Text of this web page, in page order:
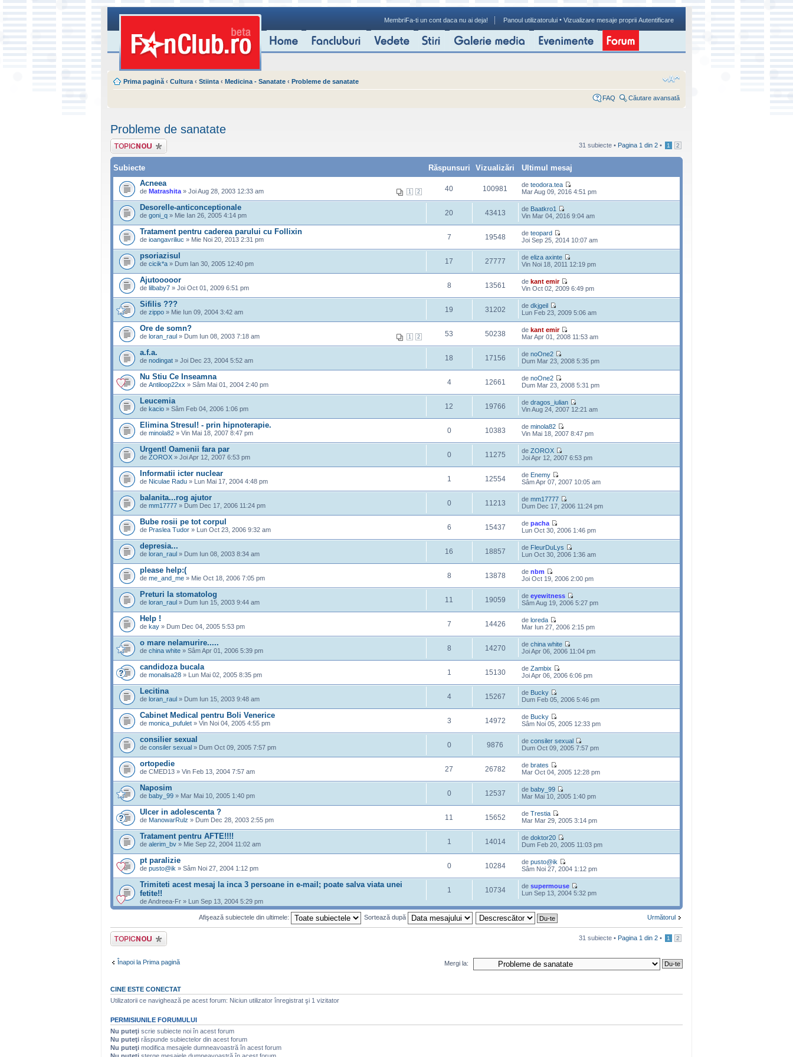
MembriFa-ti un cont daca nu ai deja! Panoul utilizatorului • Vizualizare mesaje proprii Autentificare
Prima pagină ‹ Cultura ‹ Stiinta ‹ Medicina - Sanatate ‹ Probleme de sanatate
FAQ Căutare avansată
Probleme de sanatate
Scrie un subiect
nou
31 subiecte • Pagina 1 din 2 • 1 2
Subiecte Răspunsuri Vizualizări
Ultimul mesaj
Acneea
1 2
de Matrashita » Joi Aug 28, 2003 12:33 am 40 100981 de teodora.tea
Mar Aug 09, 2016 4:51 pm
Desorelle-anticonceptionale
de goni_q » Mie Ian 26, 2005 4:14 pm 20 43413 de Baatkro1
Vin Mar 04, 2016 9:04 am
Tratament pentru caderea parului cu Follixin
de ioangavriliuc » Mie Noi 20, 2013 2:31 pm 7 19548 de teopard
Joi Sep 25, 2014 10:07 am
psoriazisul
de cicik*a » Dum Ian 30, 2005 12:40 pm 17 27777 de eliza axinte
Vin Noi 18, 2011 12:19 pm
Ajutooooor
de lilbaby7 » Joi Oct 01, 2009 6:51 pm 8 13561 de kant emir
Vin Oct 02, 2009 6:49 pm
Sifilis ???
de zippo » Mie Iun 09, 2004 3:42 am 19 31202 de dkjgeil
Lun Feb 23, 2009 5:06 am
Ore de somn?
1 2
de loran_raul » Dum Iun 08, 2003 7:18 am 53 50238 de kant emir
Mar Apr 01, 2008 11:53 am
a.f.a.
de nodingat » Joi Dec 23, 2004 5:52 am 18 17156 de noOne2
Dum Mar 23, 2008 5:35 pm
Nu Stiu Ce Inseamna
de Antiloop22xx » Sâm Mai 01, 2004 2:40 pm 4 12661 de noOne2
Dum Mar 23, 2008 5:31 pm
Leucemia
de kacio » Sâm Feb 04, 2006 1:06 pm 12 19766 de dragos_iulian
Vin Aug 24, 2007 12:21 am
Elimina Stresul! - prin hipnoterapie.
de minola82 » Vin Mai 18, 2007 8:47 pm 0 10383 de minola82
Vin Mai 18, 2007 8:47 pm
Urgent! Oamenii fara par
de ZOROX » Joi Apr 12, 2007 6:53 pm 0 11275 de ZOROX
Joi Apr 12, 2007 6:53 pm
Informatii icter nuclear
de Niculae Radu » Lun Mai 17, 2004 4:48 pm 1 12554 de Enemy
Sâm Apr 07, 2007 10:05 am
balanita...rog ajutor
de mm17777 » Dum Dec 17, 2006 11:24 pm 0 11213 de mm17777
Dum Dec 17, 2006 11:24 pm
Bube rosii pe tot corpul
de Praslea Tudor » Lun Oct 23, 2006 9:32 am 6 15437 de pacha
Lun Oct 30, 2006 1:46 pm
depresia...
de loran_raul » Dum Iun 08, 2003 8:34 am 16 18857 de FleurDuLys
Lun Oct 30, 2006 1:36 am
please help:(
de me_and_me » Mie Oct 18, 2006 7:05 pm 8 13878 de nbm
Joi Oct 19, 2006 2:00 pm
Preturi la stomatolog
de loran_raul » Dum Iun 15, 2003 9:44 am 11 19059 de eyewitness
Sâm Aug 19, 2006 5:27 pm
Help !
de kay » Dum Dec 04, 2005 5:53 pm 7 14426 de loreda
Mar Iun 27, 2006 2:15 pm
o mare nelamurire.....
de china white » Sâm Apr 01, 2006 5:39 pm 8 14270 de china white
Joi Apr 06, 2006 11:04 pm
candidoza bucala
de monalisa28 » Lun Mai 02, 2005 8:35 pm 1 15130 de Zambix
Joi Apr 06, 2006 6:06 pm
Lecitina
de loran_raul » Dum Iun 15, 2003 9:48 am 4 15267 de Bucky
Dum Feb 05, 2006 5:46 pm
Cabinet Medical pentru Boli Venerice
de monica_pufulet » Vin Noi 04, 2005 4:55 pm 3 14972 de Bucky
Sâm Noi 05, 2005 12:33 pm
consilier sexual
de consiler sexual » Dum Oct 09, 2005 7:57 pm 0 9876 de consiler sexual
Dum Oct 09, 2005 7:57 pm
ortopedie
de CMED13 » Vin Feb 13, 2004 7:57 am 27 26782 de brates
Mar Oct 04, 2005 12:28 pm
Naposim
de baby_99 » Mar Mai 10, 2005 1:40 pm 0 12537 de baby_99
Mar Mai 10, 2005 1:40 pm
Ulcer in adolescenta ?
de ManowarRulz » Dum Dec 28, 2003 2:55 pm 11 15652 de Trestia
Mar Mar 29, 2005 3:14 pm
Tratament pentru AFTE!!!!
de alerim_bv » Mie Sep 22, 2004 11:02 am 1 14014 de doktor20
Dum Feb 20, 2005 11:03 pm
pt paralizie
de pusto@ik » Sâm Noi 27, 2004 1:12 pm 0 10284 de pusto@ik
Sâm Noi 27, 2004 1:12 pm
Trimiteti acest mesaj la inca 3 persoane in e-mail; poate salva viata unei
fetite!!
de Andreea-Fr » Lun Sep 13, 2004 5:29 pm
1 10734 de supermouse
Lun Sep 13, 2004 5:32 pm
Următorul
Afişează subiectele din ultimele: Sortează după
Scrie un subiect
nou
31 subiecte • Pagina 1 din 2 • 1 2
Înapoi la Prima pagină Mergi la:
CINE ESTE CONECTAT
Utilizatorii ce navighează pe acest forum: Niciun utilizator înregistrat şi 1 vizitator
PERMISIUNILE FORUMULUI
Nu puteţi scrie subiecte noi în acest forum
Nu puteţi răspunde subiectelor din acest forum
Nu puteţi modifica mesajele dumneavoastră în acest forum